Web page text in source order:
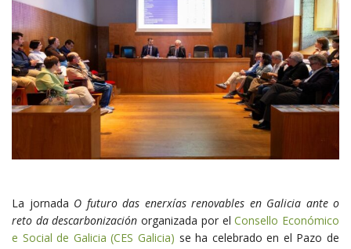
La jornada O futuro das enerxías renovables en Galicia ante o
reto da descarbonización organizada por elConsello Económico
e Social de Galicia (CES Galicia) se ha celebrado en el Pazo de